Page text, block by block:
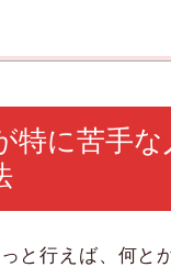
特に苦手
と行えば、何と